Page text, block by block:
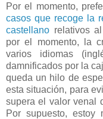
Por el momento,
casos que recoge la
castellano relativos al
por el momento, la
varios idiomas
damnificados por la
queda un hilo de
esta situación, para
supera el valor venal
Por supuesto, estoy